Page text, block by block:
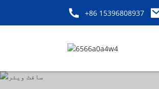
+86 15396808937